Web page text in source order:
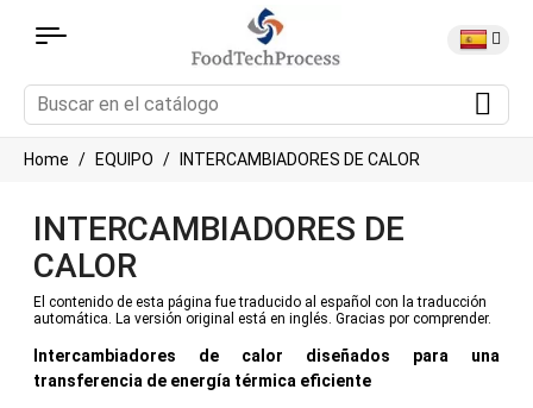
Home EQUIPO INTERCAMBIADORES DE CALOR
INTERCAMBIADORES DE
CALOR
El contenido de esta página fue traducido al español con la traducción
automática. La versión original está en inglés. Gracias por comprender.
Intercambiadores de calor diseñados para una
transferencia de energía térmica eficiente